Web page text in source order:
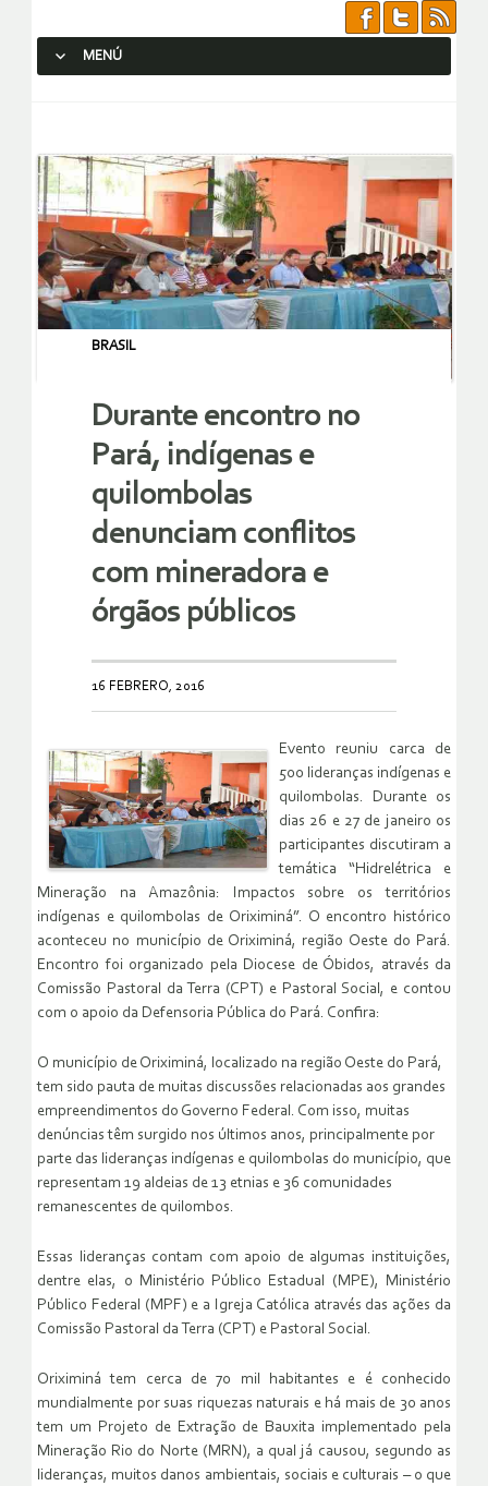
MENÚ
BRASIL
Durante encontro no
Pará, indígenas e
quilombolas
denunciam conflitos
com mineradora e
órgãos públicos
16 FEBRERO, 2016
Evento reuniu carca de
500 lideranças indígenas e
quilombolas. Durante os
dias 26 e 27 de janeiro os
participantes discutiram a
temática “Hidrelétrica e
Mineração na Amazônia: Impactos sobre os territórios
indígenas e quilombolas de Oriximiná”. O encontro histórico
aconteceu no município de Oriximiná, região Oeste do Pará.
Encontro foi organizado pela Diocese de Óbidos, através da
Comissão Pastoral da Terra (CPT) e Pastoral Social, e contou
com o apoio da Defensoria Pública do Pará. Confira:
O município de Oriximiná, localizado na região Oeste do Pará,
tem sido pauta de muitas discussões relacionadas aos grandes
empreendimentos do Governo Federal. Com isso, muitas
denúncias têm surgido nos últimos anos, principalmente por
parte das lideranças indígenas e quilombolas do município, que
representam 19 aldeias de 13 etnias e 36 comunidades
remanescentes de quilombos.
Essas lideranças contam com apoio de algumas instituições,
dentre elas, o Ministério Público Estadual (MPE), Ministério
Público Federal (MPF) e a Igreja Católica através das ações da
Comissão Pastoral da Terra (CPT) e Pastoral Social.
Oriximiná tem cerca de 70 mil habitantes e é conhecido
mundialmente por suas riquezas naturais e há mais de 30 anos
tem um Projeto de Extração de Bauxita implementado pela
Mineração Rio do Norte (MRN), a qual já causou, segundo as
lideranças, muitos danos ambientais, sociais e culturais – o que